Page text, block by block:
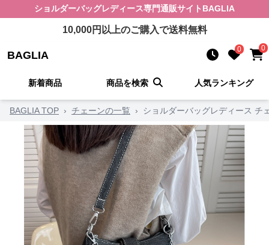
ショルダーバッグレディース専門通販サイト BAGLIA
10,000円以上のご購入で送料無料
BAGLIA 0 0
新着商品 商品を検索 人気ランキング
BAGLIA TOP › チェーンの一覧 › ショルダーバッグレディース チ